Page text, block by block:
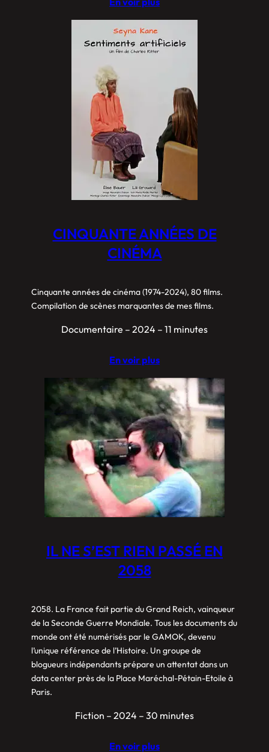
CINQUANTE ANNÉES DE
CINÉMA
Cinquante années de cinéma (1974-2024), 80 films.
Compilation de scènes marquantes de mes films.
Documentaire – 2024 – 11 minutes
En voir plus
IL NE S’EST RIEN PASSÉ EN
2058
2058. La France fait partie du Grand Reich, vainqueur
de la Seconde Guerre Mondiale. Tous les documents du
monde ont été numérisés par le GAMOK, devenu
l’unique référence de l’Histoire. Un groupe de
blogueurs indépendants prépare un attentat dans un
data center près de la Place Maréchal-Pétain-Etoile à
Paris.
Fiction – 2024 – 30 minutes
En voir plus